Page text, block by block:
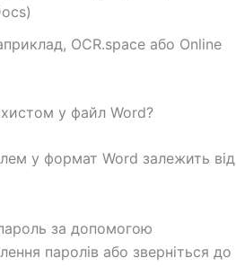
OCR.space або Online
у файл Word?
у формат Word залежить від
за допомогою
паролів або зверніться до